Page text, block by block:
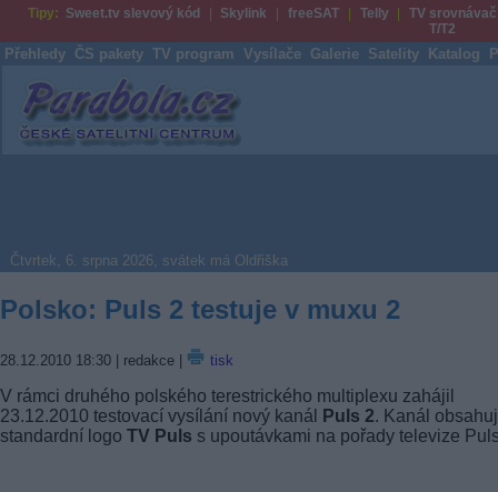
Tipy: Sweet.tv slevový kód Skylink freeSAT Telly
TV srovnávač
T/T2
Přehledy ČS pakety TV program Vysílače Galerie Satelity Katalog
Parabola.cz
Čtvrtek, 6. srpna 2026, svátek má Oldřiška
Polsko: Puls 2 testuje v muxu 2
28.12.2010 18:30 | redakce | tisk
V rámci druhého polského terestrického multiplexu zahájil
23.12.2010 testovací vysílání nový kanál
Puls 2. Kanál
standardní logo TV Puls s upoutávkami na pořady televize